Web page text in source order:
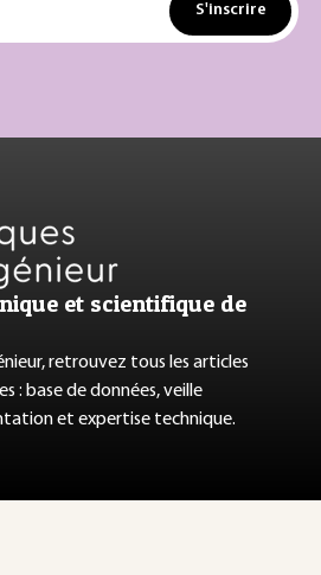
S'inscrire
et scientifique de
retrouvez tous les articles
: base de données, veille
et expertise technique.